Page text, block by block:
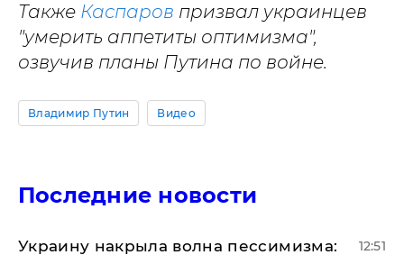
Также Каспаров призвал украинцев
"умерить аппетиты оптимизма",
озвучив планы Путина по войне.
Владимир Путин Видео
Последние новости
​Украину накрыла волна пессимизма: 12:51